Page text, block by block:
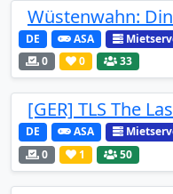
Wüstenwahn:
DE ASA
0
0 33
[GER] TLS The
DE ASA
0
1 50